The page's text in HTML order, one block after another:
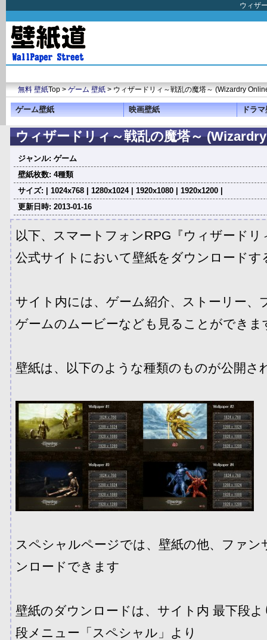
ウィザ
無料 壁紙Top >ゲーム 壁紙> ウィザードリィ～戦乱の魔塔～ (Wizardry
ゲーム壁紙 映画壁紙 ドラ
ウィザードリィ～戦乱の魔塔～
ジャンル: ゲーム
壁紙枚数: 4種類
サイズ: | 1024x768 | 1280x1024 | 1920x1080 | 1920x1200 |
更新日時: 2013-01-16
以下、スマートフォンRPG『ウィザードリ
公式サイトにおいて壁紙をダウンロード
サイト内には、ゲーム紹介、ストーリー、
ゲームのムービーなども見ることができま
壁紙は、以下のような種類のものが公開さ
スペシャルページでは、壁紙の他、ファ
ンロードできます
壁紙のダウンロードは、サイト内 最下段
段メニュー「スペシャル」より